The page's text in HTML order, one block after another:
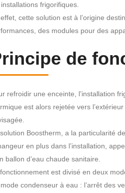
frigorifiques.
cette solution est à l’origine
des modules pour des
de
refroidir une enceinte, l’installation
est alors rejetée vers
Boostherm, a la particularité
en plus dans l’installation,
ballon d’eau chaude sanitaire.
est divisé en deux
condenseur à eau : l’arrêt des